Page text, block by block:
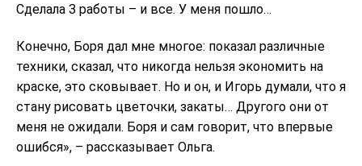
Сделала 3 работы – и все. У меня пошло…
Конечно, Боря дал мне многое: показал различные
техники, сказал, что никогда нельзя экономить на
краске, это сковывает. Но и он, и Игорь думали, что я
стану рисовать цветочки, закаты… Другого они от
меня не ожидали. Боря и сам говорит, что впервые
ошибся», – рассказывает Ольга.